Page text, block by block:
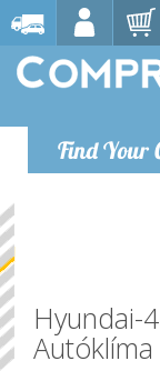
Find Your
Hyundai-